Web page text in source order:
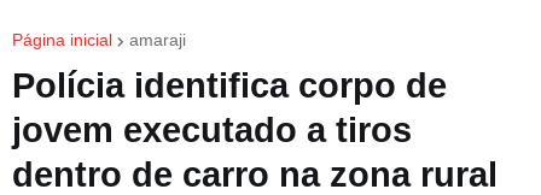
Página inicial amaraji
Polícia identifica corpo de
jovem executado a tiros
dentro de carro na zona rural